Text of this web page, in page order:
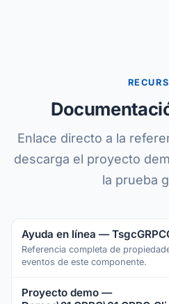
Enlace directo a la
descarga el proyecto
la prueba
Ayuda en línea —
Referencia completa de
eventos de este componente.
Proyecto demo —